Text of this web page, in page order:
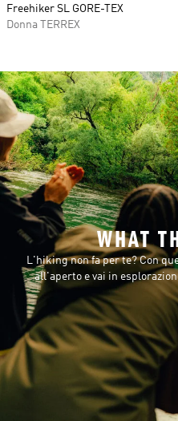
Freehiker SL GORE-TEX
Donna TERREX
WHAT
L'hiking non fa per te? Con
all'aperto e vai in